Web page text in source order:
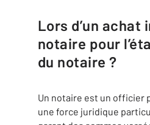
Lors d’un achat immobilier vous êtes dans l’obligation de faire intervenir un
notaire pour
du notaire ?
Un notaire est un officier
une force juridique